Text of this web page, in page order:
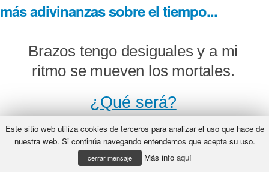
más adivinanzas sobre el tiempo...
Brazos tengo desiguales y a mi
ritmo se mueven los mortales.
¿Qué será?
Son doce hermanas y todas gastan
Este sitio web utiliza cookies de terceros para analizar el uso que hace de
nuestra web. Si continúa navegando entendemos que acepta su uso.
cerrar mensaje Más info aquí